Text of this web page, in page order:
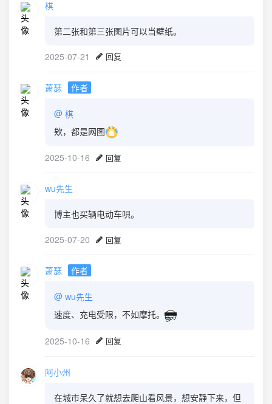
棋
第二张和第三张图片可以当壁纸。
2025-07-21 回复
萧瑟 作者
@ 棋
欸，都是网图
2025-10-16 回复
wu先生
博主也买辆电动车唄。
2025-07-20 回复
萧瑟 作者
@ wu先生
速度、充电受限，不如摩托。
2025-10-16 回复
阿小州
在城市呆久了就想去爬山看风景，想安静下来，但